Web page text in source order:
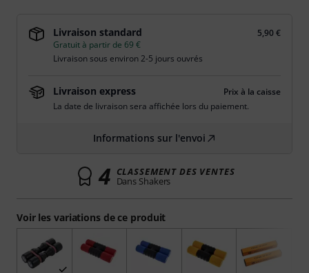
Voir les variations de ce produit
Livraison standard
5,90 €
Gratuit à partir de 69 €
Livraison sous environ 2-5 jours ouvrés
Livraison express
Prix à la caisse
La date de livraison sera affichée lors du paiement.
Informations sur l'envoi
4 CLASSEMENT DES VENTES
Dans Shakers